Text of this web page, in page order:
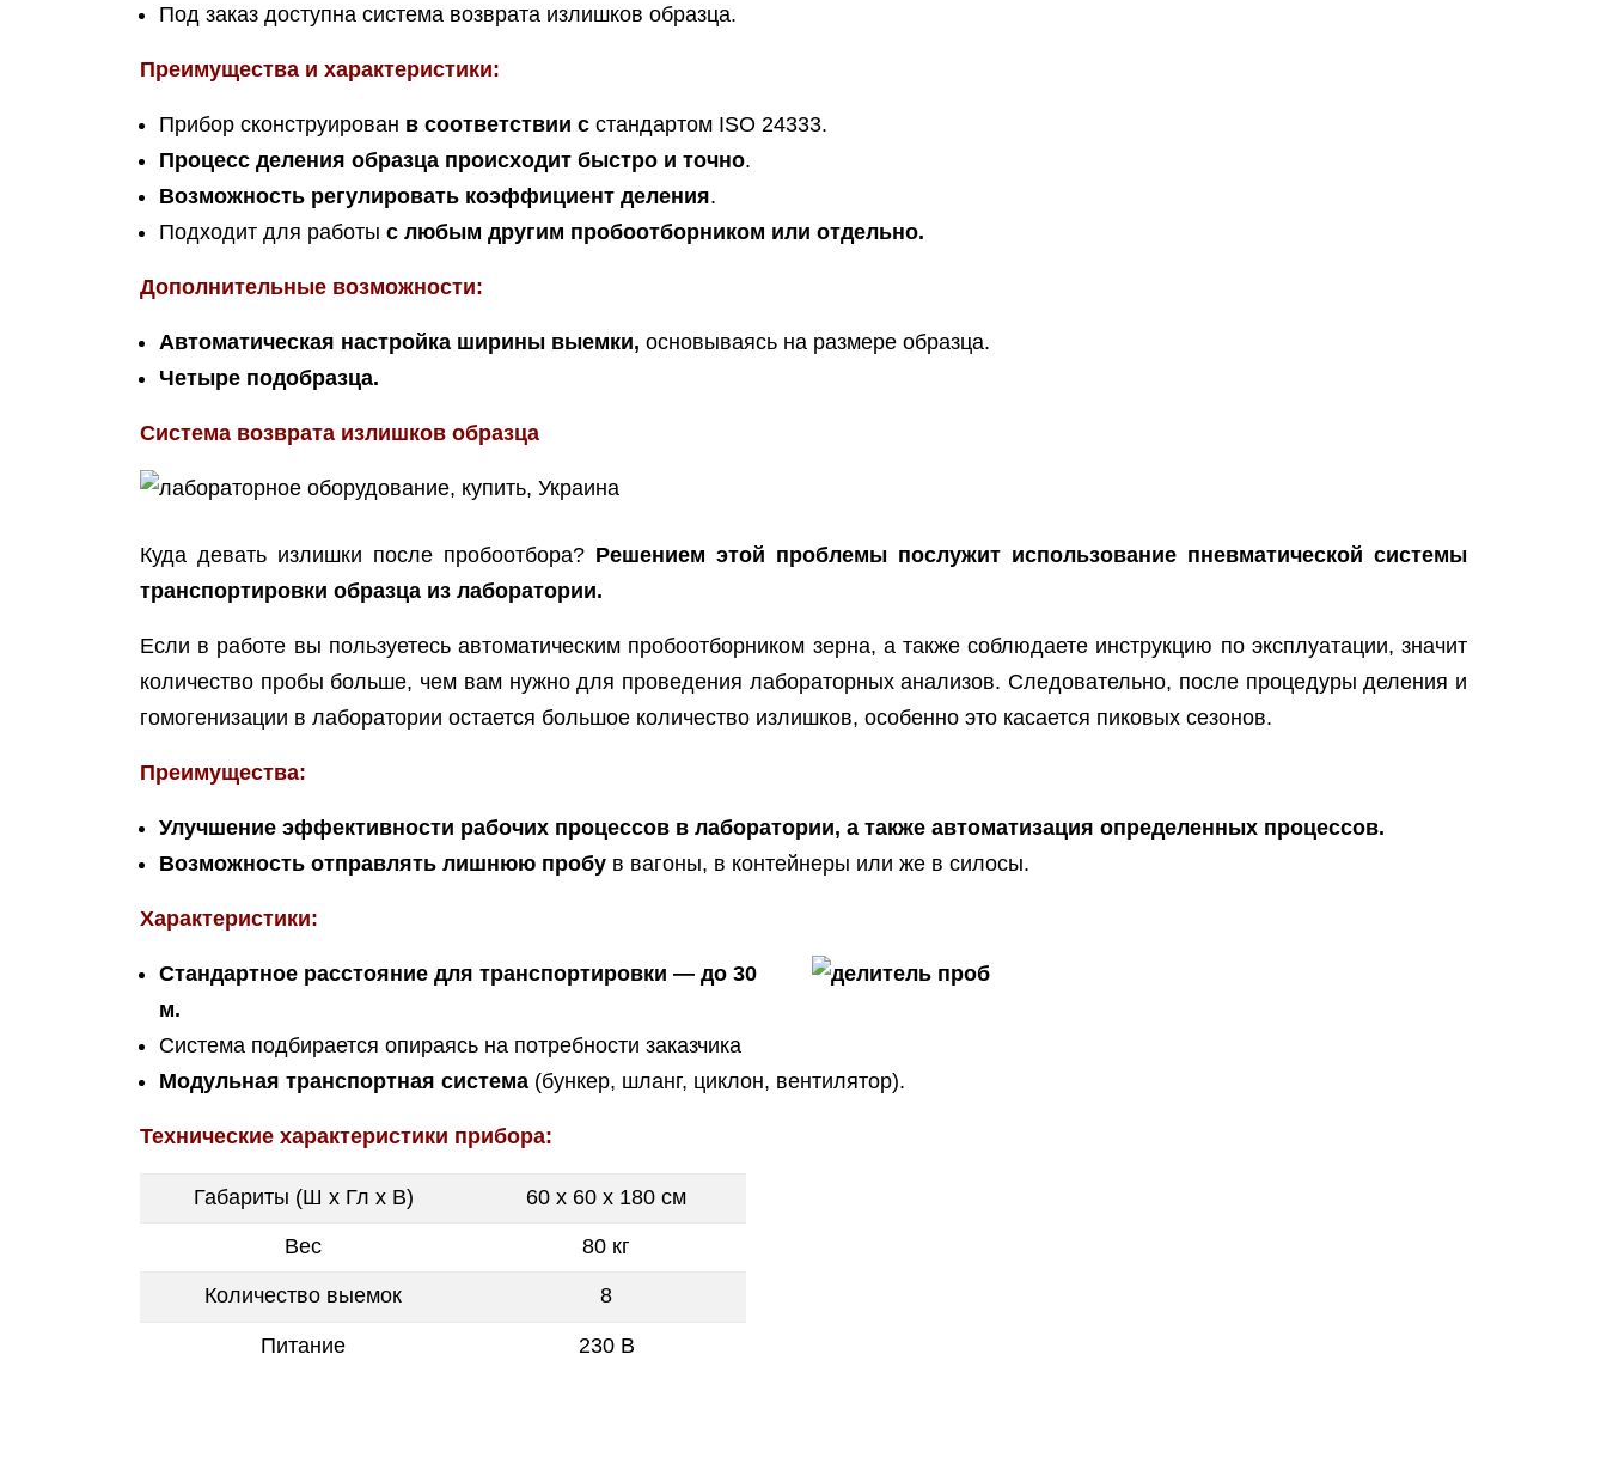
Под заказ доступна система возврата излишков образца.
Преимущества и характеристики:
Прибор сконструирован в соответствии с стандартом ISO 24333.
Процесс деления образца происходит быстро и точно.
Возможность регулировать коэффициент деления.
Подходит для работы с любым другим пробоотборником или отдельно.
Дополнительные возможности:
Автоматическая настройка ширины выемки, основываясь на размере образца.
Четыре подобразца.
Система возврата излишков образца
Куда девать излишки после пробоотбора? Решением этой проблемы послужит использование пневматической системы
транспортировки образца из лаборатории.
Если в работе вы пользуетесь автоматическим пробоотборником зерна, а также соблюдаете инструкцию по эксплуатации, значит
количество пробы больше, чем вам нужно для проведения лабораторных анализов. Следовательно, после процедуры деления и
гомогенизации в лаборатории остается большое количество излишков, особенно это касается пиковых сезонов.
Преимущества:
Улучшение эффективности рабочих процессов в лаборатории, а также автоматизация определенных процессов.
Возможность отправлять лишнюю пробу в вагоны, в контейнеры или же в силосы.
Характеристики:
Стандартное расстояние для транспортировки — до 30
м.
Система подбирается опираясь на потребности заказчика
Модульная транспортная система (бункер, шланг, циклон, вентилятор).
Технические характеристики прибора:
Габариты (Ш х Гл х В) 60 х 60 х 180 см
Вес 80 кг
Количество выемок 8
Питание 230 В